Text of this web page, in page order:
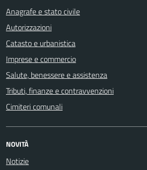
Anagrafe e stato civile
Autorizzazioni
Catasto e urbanistica
Imprese e commercio
Salute, benessere e assistenza
Tributi, finanze e contravvenzioni
Cimiteri comunali
NOVITÀ
Notizie